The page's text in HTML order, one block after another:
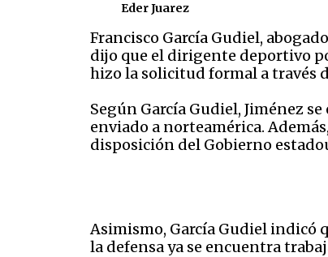
Eder Juarez
Francisco García Gudiel,
dijo que el dirigente deportivo
hizo la solicitud formal a través
Según García Gudiel, Jiménez
enviado a norteamérica.
disposición del Gobierno
Asimismo, García Gudiel indicó
la defensa ya se encuentra